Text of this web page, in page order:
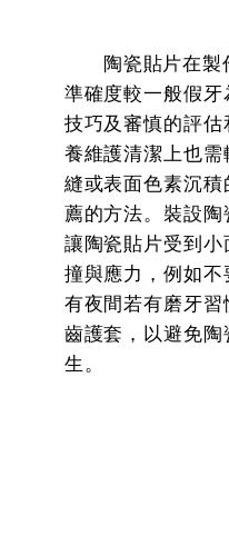
陶瓷貼片在製
準確度較一般假
技巧及審慎的評
養維護清潔上也
縫或表面色素沉
薦的方法。裝設
讓陶瓷貼片受到
撞與應力，例如
有夜間若有磨牙
齒護套，以避免
生。